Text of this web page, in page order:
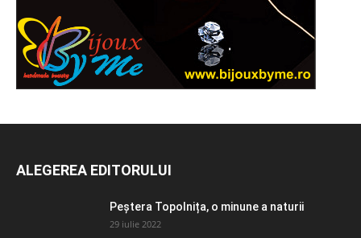
ALEGEREA EDITORULUI
Peștera Topolnița, o minune a naturii
29 iulie 2022